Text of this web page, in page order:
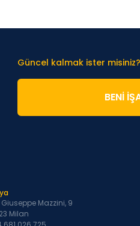
Güncel kalmak ister
BENİ
Mazzini, 9
Milan